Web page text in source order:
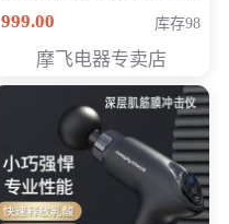
专享价399元
999.00 库存98
摩飞电器专卖店